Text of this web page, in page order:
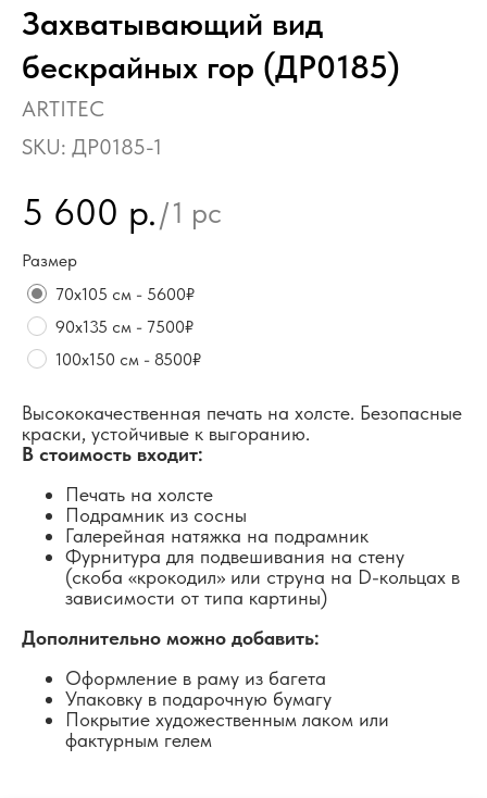
Захватывающий вид
бескрайных гор (ДР0185)
ARTITEC
SKU: ДР0185-1
5 600 р./1 pc
Размер
70х105 см - 5600₽
90х135 см - 7500₽
100х150 см - 8500₽
Высококачественная печать на холсте. Безопасные
краски, устойчивые к выгоранию.
В стоимость входит:
Печать на холсте
Подрамник из сосны
Галерейная натяжка на подрамник
Фурнитура для подвешивания на стену
(скоба «крокодил» или струна на D-кольцах в
зависимости от типа картины)
Дополнительно можно добавить:
Оформление в раму из багета
Упаковку в подарочную бумагу
Покрытие художественным лаком или
фактурным гелем